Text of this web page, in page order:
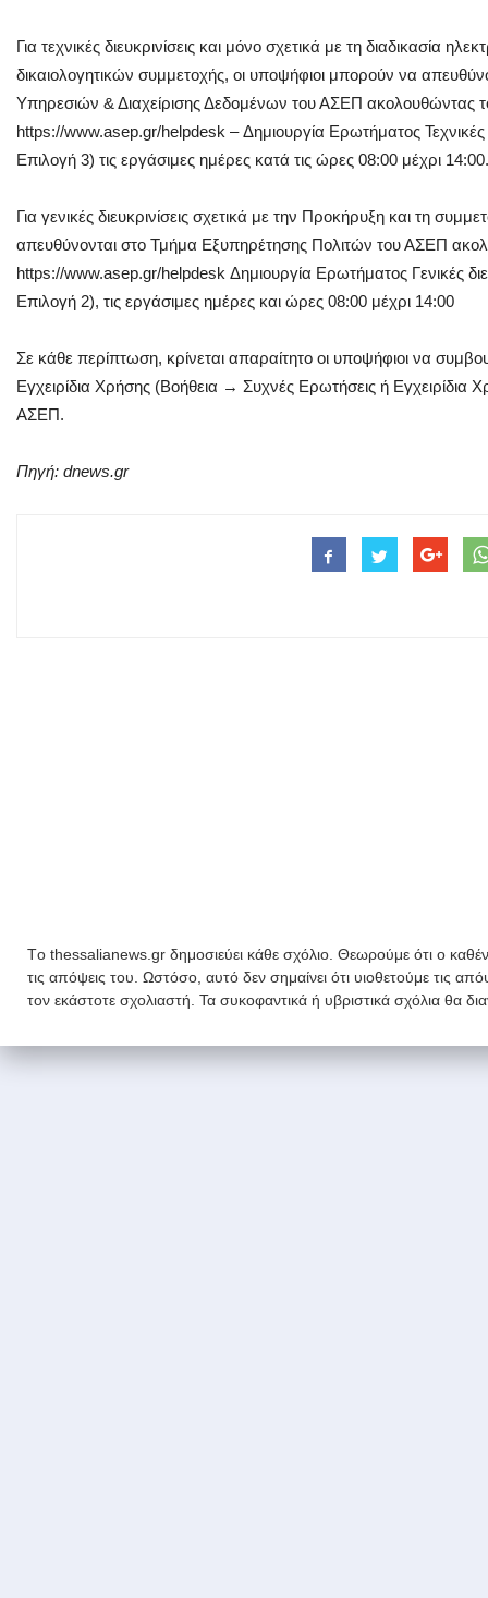
Για τεχνικές διευκρινίσεις και μόνο σχετικά με τη διαδικασία
δικαιολογητικών συμμετοχής, οι υποψήφιοι μπορούν να
Υπηρεσιών & Διαχείρισης Δεδομένων του ΑΣΕΠ ακολουθώντας
https://www.asep.gr/helpdesk – Δημιουργία Ερωτήματος
Επιλογή 3) τις εργάσιμες ημέρες κατά τις ώρες 08:00 μέχρι 14:00.
Για γενικές διευκρινίσεις σχετικά με την Προκήρυξη και τη
απευθύνονται στο Τμήμα Εξυπηρέτησης Πολιτών του ΑΣΕΠ
https://www.asep.gr/helpdesk Δημιουργία Ερωτήματος Γενικές
Επιλογή 2), τις εργάσιμες ημέρες και ώρες 08:00 μέχρι 14:00
Σε κάθε περίπτωση, κρίνεται απαραίτητο οι υποψήφιοι να
Εγχειρίδια Χρήσης (Βοήθεια → Συχνές Ερωτήσεις ή Εγχειρίδια
ΑΣΕΠ.
Πηγή: dnews.gr
Tο thessalianews.gr δημοσιεύει κάθε σχόλιο. Θεωρούμε ότι ο
τις απόψεις του. Ωστόσο, αυτό δεν σημαίνει ότι υιοθετούμε τις
τον εκάστοτε σχολιαστή. Τα συκοφαντικά ή υβριστικά σχόλια θα